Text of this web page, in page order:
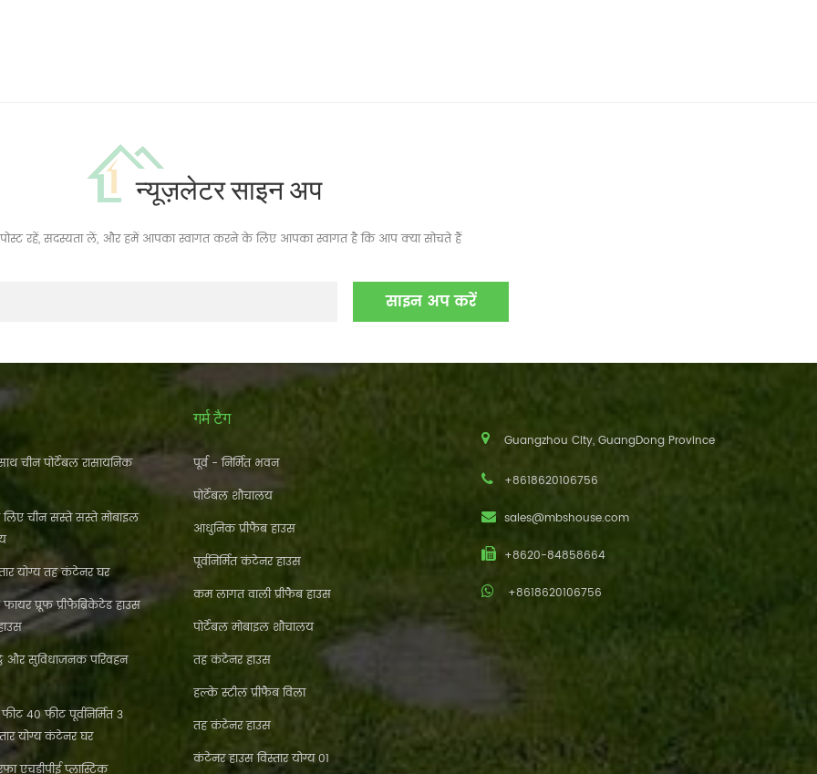
न्यूज़लेटर साइन अप
रहें, सदस्यता लें, और हमें आपका स्वागत करने के लिए आपका स्वागत है कि आप क्या सोचते हैं
चीन पोर्टेबल रासायनिक
चीन सस्ते सस्ते मोबाइल
योग्य तह कंटेनर घर
प्रूफ प्रीफैब्रिकेटेड हाउस
और सुविधाजनक परिवहन
40 फीट पूर्वनिर्मित 3
योग्य कंटेनर घर
एचडीपीई प्लास्टिक
गर्म टैग
पूर्व - निर्मित भवन
पोर्टेबल शौचालय
आधुनिक प्रीफैब हाउस
पूर्वनिर्मित कंटेनर हाउस
कम लागत वाली प्रीफैब हाउस
पोर्टेबल मोबाइल शौचालय
तह कंटेनर हाउस
हल्के स्टील प्रीफैब विला
तह कंटेनर हाउस
कंटेनर हाउस विस्तार योग्य 01
Guangzhou City, GuangDong Province
+8618620106756
sales@mbshouse.com
+8620-84858664
+8618620106756